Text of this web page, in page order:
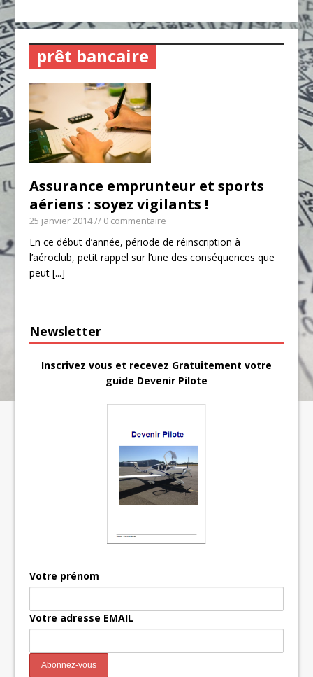
prêt bancaire
Assurance emprunteur et sports
aériens : soyez vigilants !
25 janvier 2014// 0 commentaire
En ce début d’année, période de réinscription à
l’aéroclub, petit rappel sur l’une des conséquences que
peut[...]
Newsletter
Inscrivez vous et recevez Gratuitement votre
guide Devenir Pilote
Votre prénom
Votre adresse EMAIL